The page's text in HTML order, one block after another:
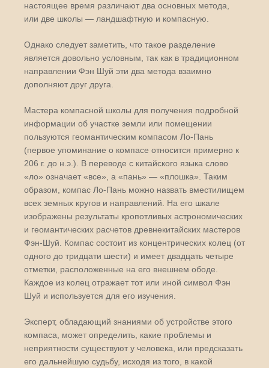
настоящее время различают два основных метода,
или две школы — ландшафтную и компасную.
Однако следует заметить, что такое разделение
является довольно условным, так как в традиционном
направлении Фэн Шуй эти два метода взаимно
дополняют друг друга.
Мастера компасной школы для получения подробной
информации об участке земли или помещении
пользуются геомантическим компасом Ло-Пань
(первое упоминание о компасе относится примерно к
206 г. до н.э.). В переводе с китайского языка слово
«ло» означает «все», а «пань» — «плошка». Таким
образом, компас Ло-Пань можно назвать вместилищем
всех земных кругов и направлений. На его шкале
изображены результаты кропотливых астрономических
и геомантических расчетов древнекитайских мастеров
Фэн-Шуй. Компас состоит из концентрических колец (от
одного до тридцати шести) и имеет двадцать четыре
отметки, расположенные на его внешнем ободе.
Каждое из колец отражает тот или иной символ Фэн
Шуй и используется для его изучения.
Эксперт, обладающий знаниями об устройстве этого
компаса, может определить, какие проблемы и
неприятности существуют у человека, или предсказать
его дальнейшую судьбу, исходя из того, в какой